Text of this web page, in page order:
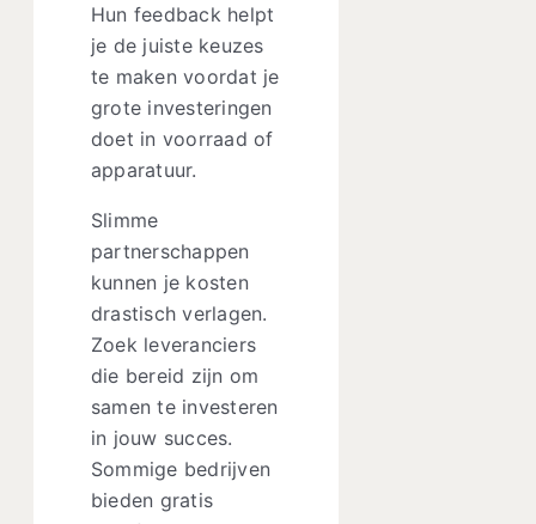
Hun feedback helpt
je de juiste keuzes
te maken voordat je
grote investeringen
doet in voorraad of
apparatuur.
Slimme
partnerschappen
kunnen je kosten
drastisch verlagen.
Zoek leveranciers
die bereid zijn om
samen te investeren
in jouw succes.
Sommige bedrijven
bieden gratis